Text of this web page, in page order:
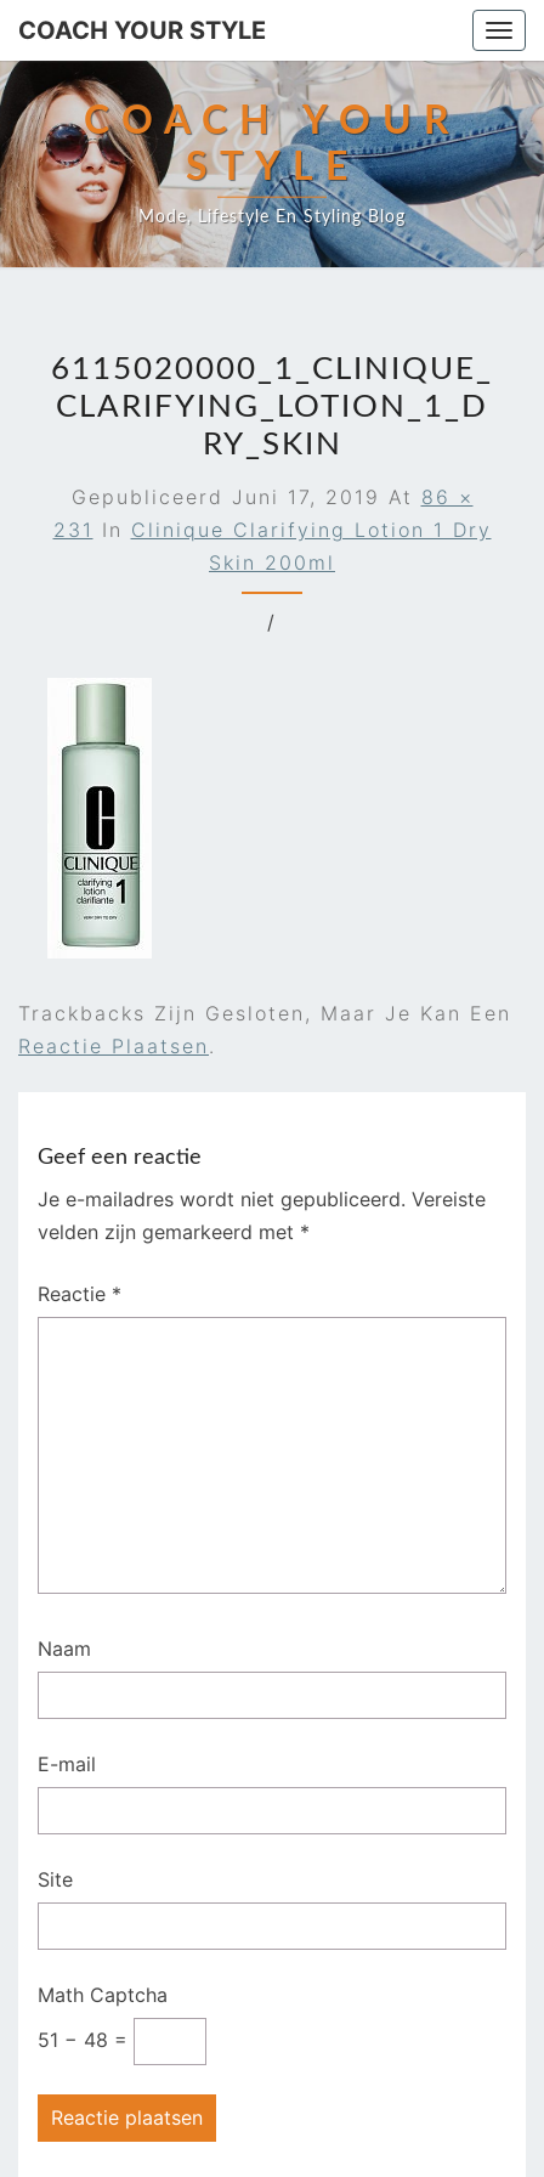
COACH YOUR STYLE
COACH YOUR
STYLE
Mode, Lifestyle En Styling Blog
6115020000_1_CLINIQUE_
CLARIFYING_LOTION_1_D
RY_SKIN
Gepubliceerd Juni 17, 2019 At 86 ×
231 In Clinique Clarifying Lotion 1 Dry
Skin 200ml
/
Trackbacks Zijn Gesloten, Maar Je Kan Een
Reactie Plaatsen .
Geef een reactie
Je e-mailadres wordt niet gepubliceerd. Vereiste
velden zijn gemarkeerd met *
Reactie *
Naam
E-mail
Site
Math Captcha
51 − 48 =